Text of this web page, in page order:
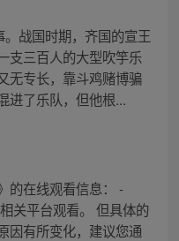
。战国时期，齐国的宣王
支三百人的大型吹竽乐
无专长，靠斗鸡赌博骗
进了乐队，但他根...
的在线观看信息： -
关平台观看。 但具体的
因有所变化，建议您通